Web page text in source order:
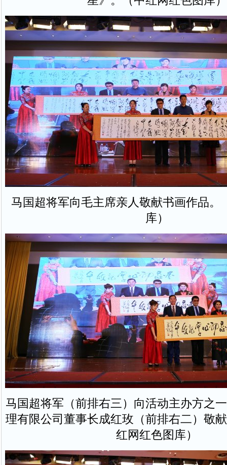
马国超将军向毛主席亲人敬献书画作品。
库）
马国超将军（前排右三）向活动主办方之
理有限公司董事长成红玫（前排右二）敬
红网红色图库）